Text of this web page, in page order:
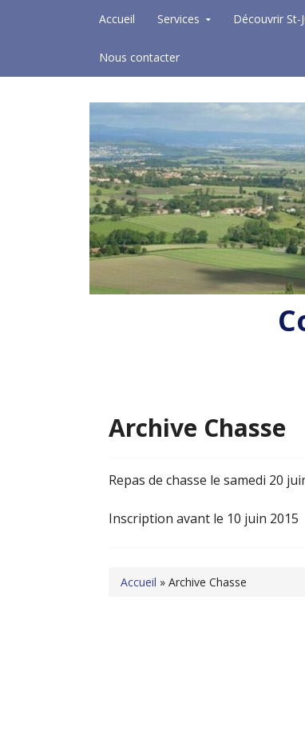
Accueil Services Découvrir St-
Nous contacter
Archive Chasse
Repas de chasse le samedi 20
Inscription avant le 10 juin
Accueil » Archive Chasse